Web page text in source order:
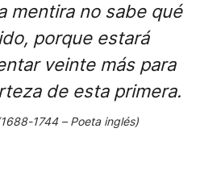
mentira no sabe qué
porque estará
veinte más para
de esta primera.
1744 – Poeta inglés)